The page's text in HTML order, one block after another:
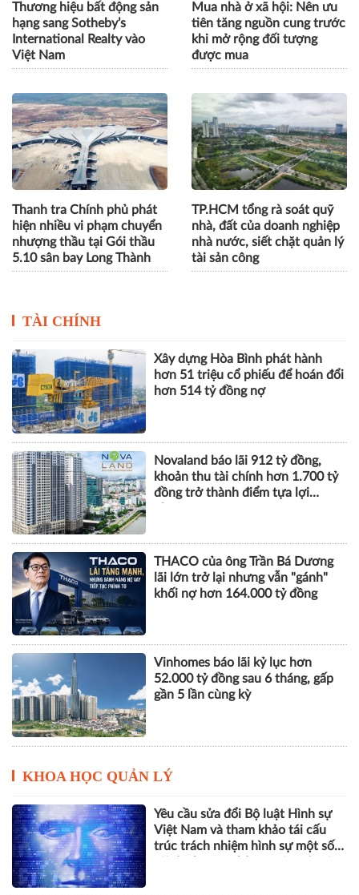
Thương hiệu bất động sản
hạng sang Sotheby’s
International Realty vào
Việt Nam
Mua nhà ở xã hội: Nên ưu
tiên tăng nguồn cung trước
khi mở rộng đối tượng
được mua
Thanh tra Chính phủ phát
hiện nhiều vi phạm chuyển
nhượng thầu tại Gói thầu
5.10 sân bay Long Thành
TP.HCM tổng rà soát quỹ
nhà, đất của doanh nghiệp
nhà nước, siết chặt quản lý
tài sản công
TÀI CHÍNH
Xây dựng Hòa Bình phát hành
hơn 51 triệu cổ phiếu để hoán đổi
hơn 514 tỷ đồng nợ
Novaland báo lãi 912 tỷ đồng,
khoản thu tài chính hơn 1.700 tỷ
đồng trở thành điểm tựa lợi
THACO của ông Trần Bá Dương
lãi lớn trở lại nhưng vẫn "gánh"
khối nợ hơn 164.000 tỷ đồng
Vinhomes báo lãi kỷ lục hơn
52.000 tỷ đồng sau 6 tháng, gấp
gần 5 lần cùng kỳ
KHOA HỌC QUẢN LÝ
Yêu cầu sửa đổi Bộ luật Hình sự
Việt Nam và tham khảo tái cấu
trúc trách nhiệm hình sự một số